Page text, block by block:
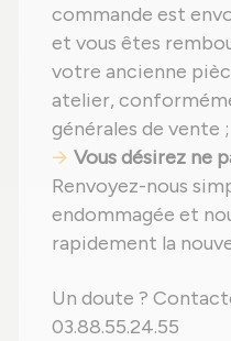
commande est
et vous êtes
votre ancienne
atelier,
générales de vente ;
Vous désirez ne
Renvoyez-nous
endommagée et
rapidement la
Un doute ?
03.88.55.24.55